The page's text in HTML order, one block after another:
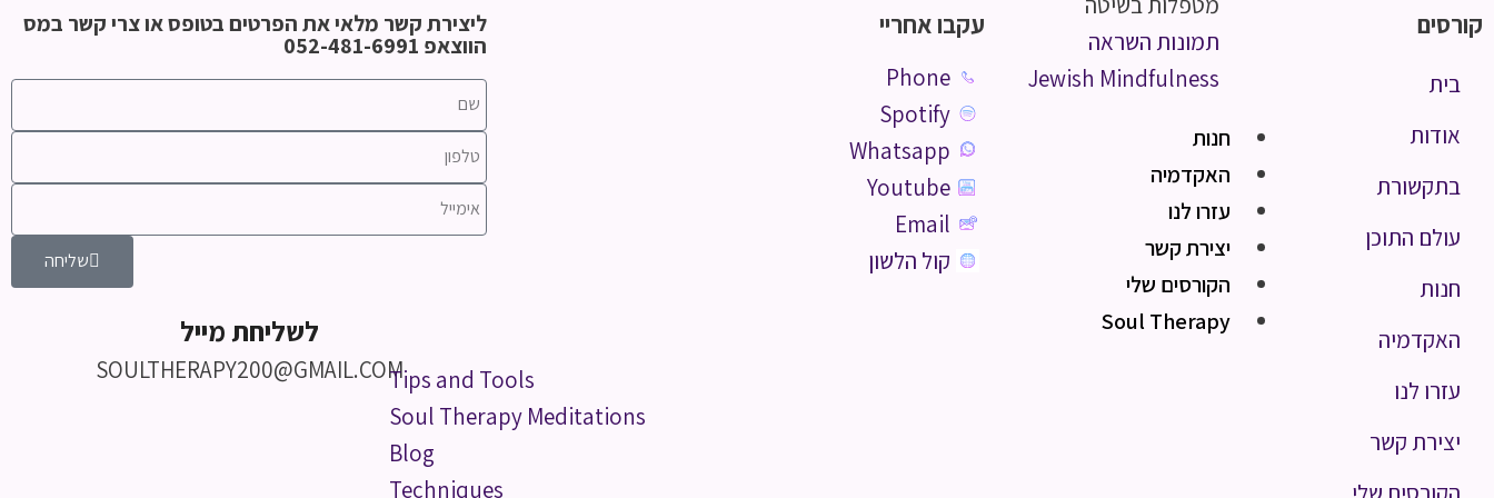
תמונות השראה
Jewish Mindfulness
חנות
האקדמיה
עזרו לנו
יצירת קשר
הקורסים שלי
Soul Therapy
Tips and Tools
Soul Therapy Meditations
Blog
Techniques
קורסים
בית
אודות
בתקשורת
עולם התוכן
חנות
האקדמיה
עזרו לנו
יצירת קשר
עקבו אחריי
Phone
Spotify
Whatsapp
Youtube
Email
קול הלשון
ליצירת קשר מלאי את הפרטים בטופס או צרי קשר במס
הווצאפ 052-481-6991
שליחה
לשליחת מייל
SOULTHERAPY200@GMAIL.COM